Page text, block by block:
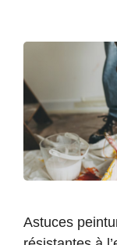
Astuces